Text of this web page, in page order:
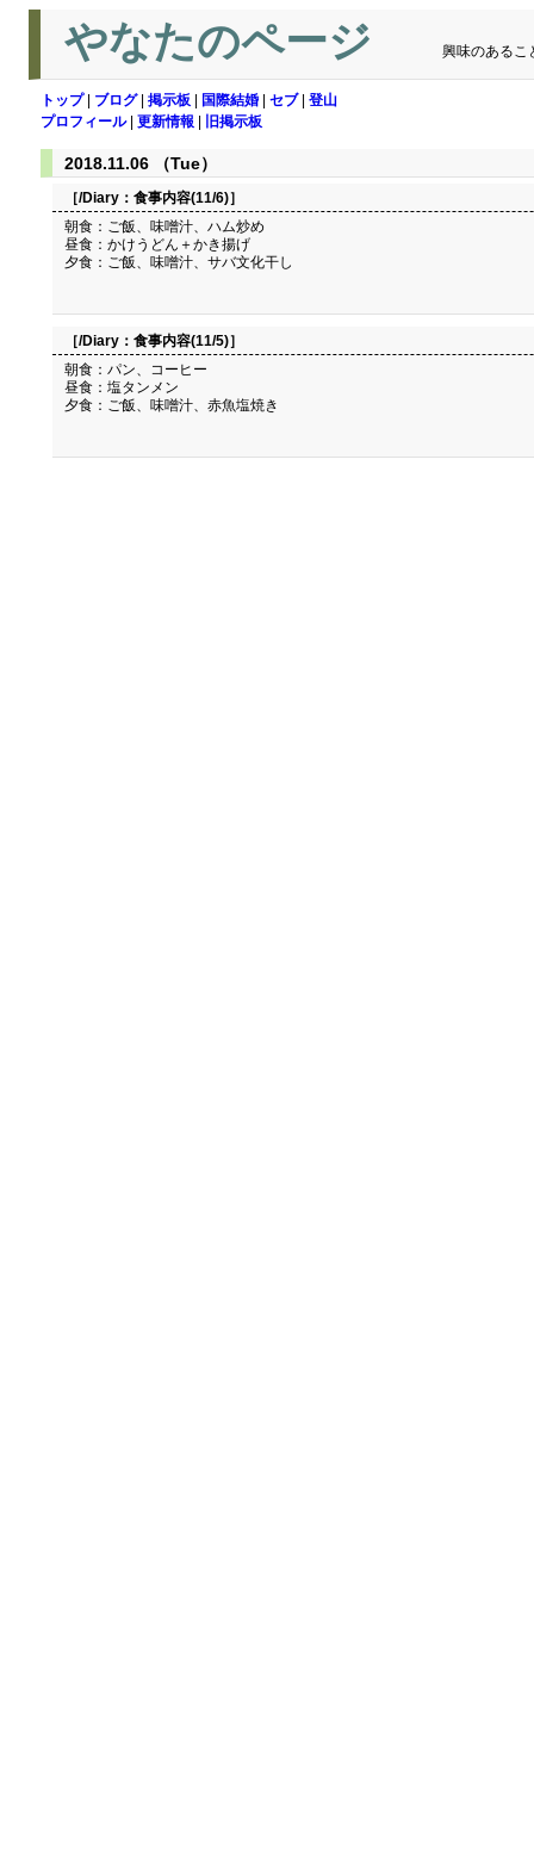
やなたのページ 興味のあるこ
トップ| ブログ| 掲示板 国際結婚 セブ| 登山
プロフィール| 更新情報 旧掲示板
2018.11.06 （Tue）
［/Diary： 食事内容(11/6)］
朝食：ご飯、味噌汁、ハム炒め
昼食：かけうどん＋かき揚げ
夕食：ご飯、味噌汁、サバ文化干し
［/Diary： 食事内容(11/5)］
朝食：パン、コーヒー
昼食：塩タンメン
夕食：ご飯、味噌汁、赤魚塩焼き